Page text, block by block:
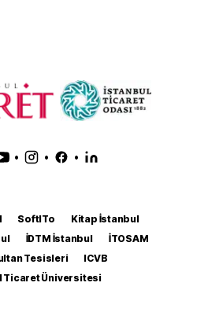
• • •
SoftITo
Kitap İstanbul
İDTM İstanbul
İTOSAM
Tesisleri
ICVB
Ticaret Üniversitesi